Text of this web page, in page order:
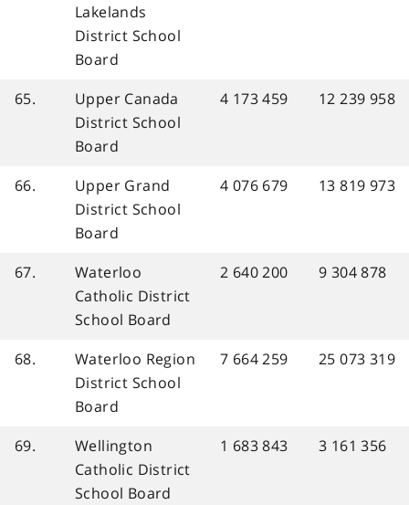
Lakelands
District School
Board
65.
Upper Canada
District School
Board
4 173 459 12 239 958
66.
Upper Grand
District School
Board
4 076 679 13 819 973
67.
Waterloo
Catholic District
School Board
2 640 200 9 304 878
68.
Waterloo Region
District School
Board
7 664 259 25 073 319
69.
Wellington
Catholic District
School Board
1 683 843 3 161 356